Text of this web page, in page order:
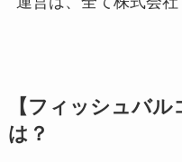
【フィッシュバ
は？